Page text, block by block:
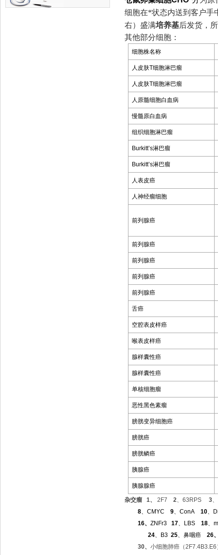
细胞在*状态内送到客户手
右） 盛满培养基后发货，
其他部分细胞：
细胞株名称
人皮肤T细胞淋巴瘤
人皮肤T细胞淋巴瘤
人原髓细胞白血病
慢髓原白血病
组织细胞淋巴瘤
Burkitt’s淋巴瘤
Burkitt’s淋巴瘤
人表皮癌
人神经瘤细胞
前列腺癌
前列腺癌
前列腺癌
前列腺癌
前列腺癌
舌癌
空腔表皮样癌
喉表皮样癌
腺样囊性癌
腺样囊性癌
单核细胞瘤
恶性黑色素瘤
膀胱变异细胞癌
膀胱癌
膀胱鳞癌
胰腺癌
胰腺腺癌
杂交瘤 1、 2F7 2、63RPS 3、
8、 CMYC 9、 ConA 10、
16、 ZNFr3 17、 LBS 18、
24、 B3 25、鼻咽癌 26
30、 小细胞肺癌 （2F7.4B3.E6